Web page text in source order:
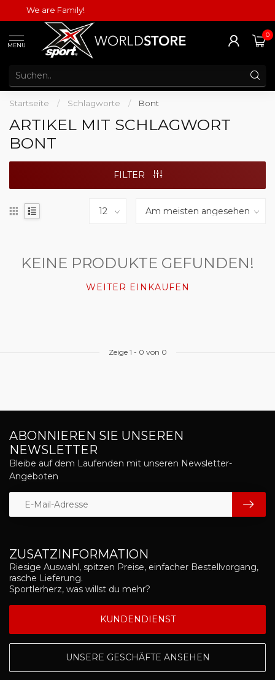
We are Family!
MENU
0
Startseite / Schlagworte / Bont
ARTIKEL MIT SCHLAGWORT
BONT
FILTER
KEINE PRODUKTE GEFUNDEN!
WEITER EINKAUFEN
Zeige 1 - 0 von 0
ZUSATZINFORMATION
Riesige Auswahl, spitzen Preise, einfacher Bestellvorgang,
rasche Lieferung.
Sportlerherz, was willst du mehr?
KUNDENDIENST
UNSERE GESCHÄFTE ANSEHEN
ABONNIEREN SIE UNSEREN
NEWSLETTER
Bleibe auf dem Laufenden mit unseren Newsletter-
Angeboten